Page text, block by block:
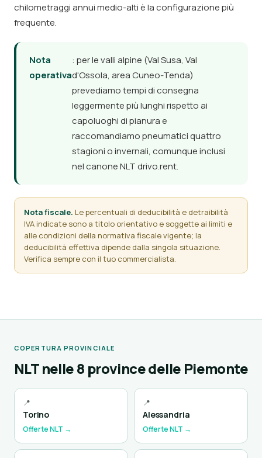
chilometraggi annui medio-alti è la configurazione più
frequente.
Nota
operativa
: per le valli alpine (Val Susa, Val
d'Ossola, area Cuneo-Tenda)
prevediamo tempi di consegna
leggermente più lunghi rispetto ai
capoluoghi di pianura e
raccomandiamo pneumatici quattro
stagioni o invernali, comunque inclusi
nel canone NLT drivo.rent.
Nota fiscale. Le percentuali di deducibilità e detraibilità
IVA indicate sono a titolo orientativo e soggette ai limiti e
alle condizioni della normativa fiscale vigente; la
deducibilità effettiva dipende dalla singola situazione.
Verifica sempre con il tuo commercialista.
COPERTURA PROVINCIALE
NLT nelle 8 province delle Piemonte
📍
Torino
Offerte NLT →
📍
Alessandria
Offerte NLT →